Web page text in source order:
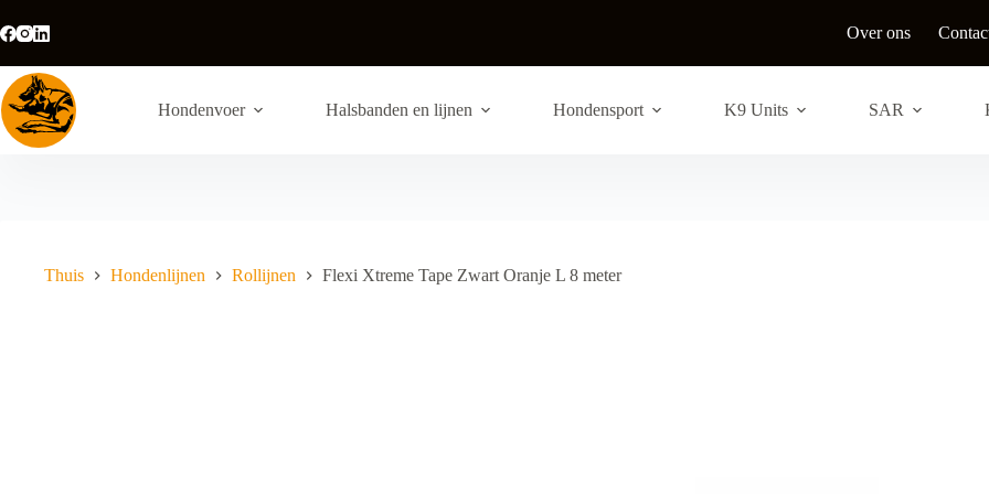
naar
de
inhoud
Over ons
Hondenvoer Halsbanden en lijnen Hondensport K9 Units SAR
Thuis Hondenlijnen Rollijnen Flexi Xtreme Tape Zwart Oranje L 8 meter